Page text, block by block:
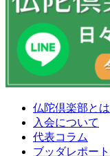
仏陀倶楽部とは
入会について
代表コラム
ブッダレポート